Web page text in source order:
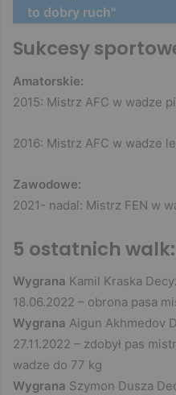
to dobry ruch"
Sukcesy
Amatorskie:
2015: Mistrz AFC w wadze
2016: Mistrz AFC w wadze
Zawodowe:
2021- nadal: Mistrz FEN w
5 ostatnich walk:
Wygrana Kamil Kraska
18.06.2022 – obrona pasa
Wygrana Aigun Akhmedov
27.11.2022 – zdobył pas
wadze do 77 kg
Wygrana Szymon Dusza